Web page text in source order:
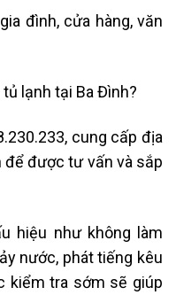
đình, cửa hàng, văn
lạnh tại Ba Đình?
cung cấp địa
được tư vấn và sắp
hiệu như không làm
nước, phát tiếng kêu
kiểm tra sớm sẽ giúp